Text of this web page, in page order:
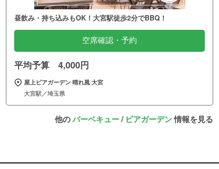
昼飲み・持ち込みもOK！大宮駅徒歩2分でBBQ！
空席確認・予約
平均予算 4,000円
屋上ビアガーデン 晴れ風 大宮
大宮駅／埼玉県
他のバーベキュー/ ビアガーデン情報を見る